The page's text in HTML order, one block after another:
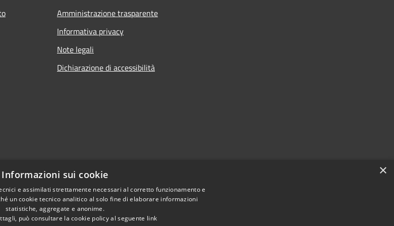
Amministrazione trasparente
Informativa privacy
Note legali
Dichiarazione di accessibilità
×
Informazioni sui cookie
e assimilati strettamente necessari al corretto funzionamento e
un cookie tecnico analitico al solo fine di elaborare informazioni
statistiche, aggregate e anonime.
può consultare la cookie policy al seguente link